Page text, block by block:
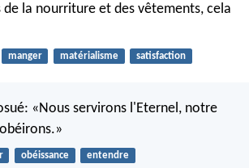
de la nourriture et des vêtements, cela
manger matérialisme satisfaction
«Nous servirons l'Eternel, notre
obéissance entendre